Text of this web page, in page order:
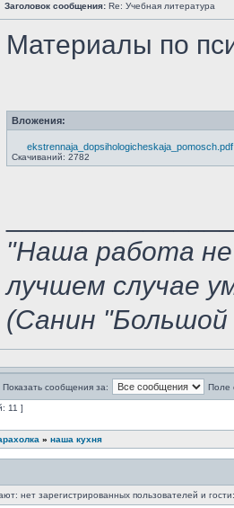
Заголовок сообщения: Re: Учебная литература
Материалы по
Вложения:
ekstrennaja_dopsihologicheskaja_pomosch.pdf
Скачиваний: 2782
"Наша работа
лучшем случае
(Санин "Большой
Показать сообщения за: Поле
11 ]
» наша кухня
нет зарегистрированных пользователей и